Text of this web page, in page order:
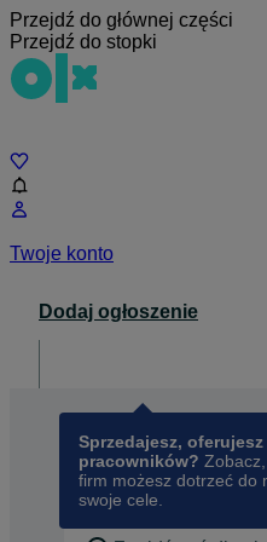
Przejdź do głównej części
Przejdź do stopki
Twoje konto
Dodaj ogłoszenie
Sprzedajesz,
pracowników?
firm możesz dotrzeć do
swoje cele.